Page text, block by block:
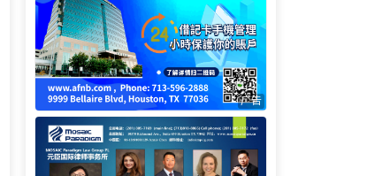
广告